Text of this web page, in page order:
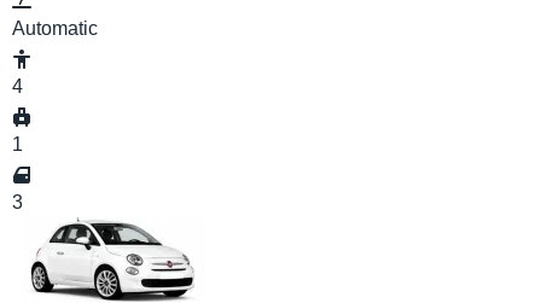
Automatic
4
1
3